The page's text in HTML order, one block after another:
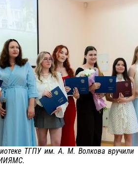
ТГПУ им. А. М. Волкова вручили